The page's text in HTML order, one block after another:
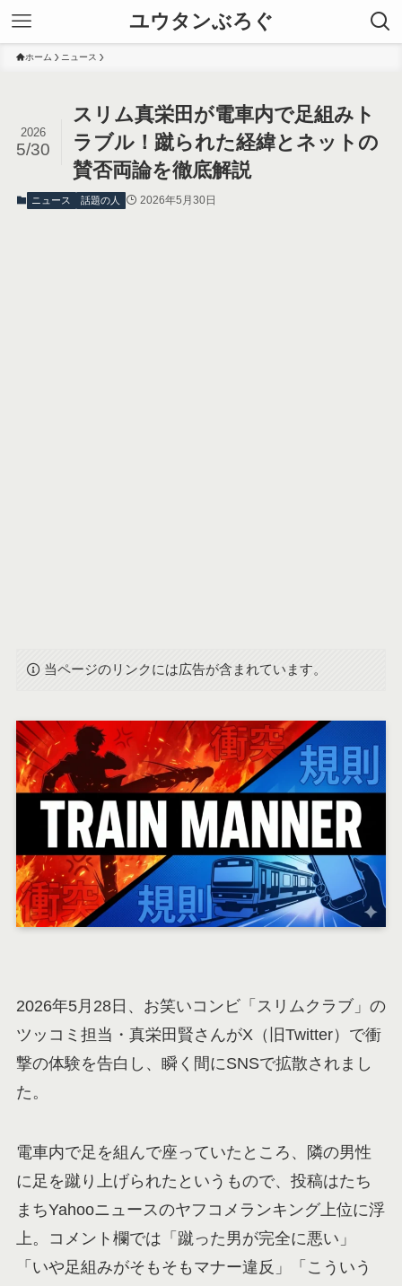
ユウタンぶろぐ
ホーム ニュース
スリム真栄田が電車内で足組みト
ラブル！蹴られた経緯とネットの
賛否両論を徹底解説
2026
5/30
ニュース 話題の人 2026年5月30日
当ページのリンクには広告が含まれています。
2026年5月28日、お笑いコンビ「スリムクラブ」の
ツッコミ担当・真栄田賢さんがX（旧Twitter）で衝
撃の体験を告白し、瞬く間にSNSで拡散されまし
た。
電車内で足を組んで座っていたところ、隣の男性
に足を蹴り上げられたというもので、投稿はたち
まちYahooニュースのヤフコメランキング上位に浮
上。コメント欄では「蹴った男が完全に悪い」
「いや足組みがそもそもマナー違反」「こういう